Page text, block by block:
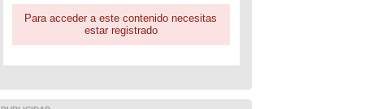
Para acceder a este contenido necesitas
estar registrado